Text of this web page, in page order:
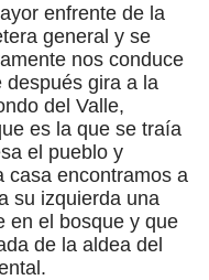
enfrente de la
general y se
nos conduce
gira a la
del Valle,
es la que se traía
el pueblo y
casa encontramos a
su izquierda una
en el bosque y que
de la aldea del